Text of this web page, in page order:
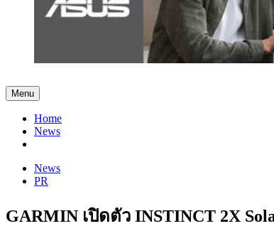
Menu
Home
News
News
PR
GARMIN เปิดตัว INSTINCT 2X